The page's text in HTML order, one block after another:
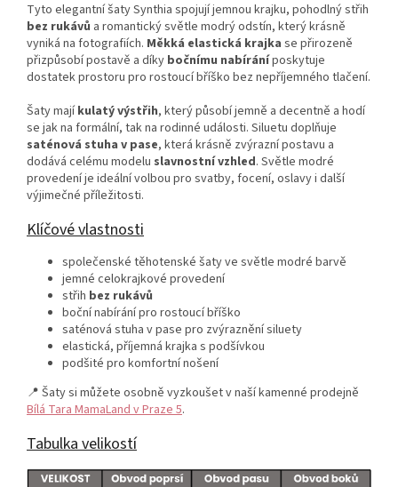
Tyto elegantní šaty Synthia spojují jemnou krajku, pohodlný střih
bez rukávů a romantický světle modrý odstín, který krásně
vyniká na fotografiích. Měkká elastická krajka se přirozeně
přizpůsobí postavě a díky bočnímu nabíráníposkytuje
dostatek prostoru pro rostoucí bříško bez nepříjemného tlačení.
Šaty majíkulatý výstřih, který působí jemně a decentně a hodí
se jak na formální, tak na rodinné události. Siluetu doplňuje
saténová stuha v pase, která krásně zvýrazní postavu a
dodává celému modelu slavnostní vzhled. Světle modré
provedení je ideální volbou pro svatby, focení, oslavy i další
výjimečné příležitosti.
Klíčové vlastnosti
společenské těhotenské šaty ve světle modré barvě
jemné celokrajkové provedení
střih bez rukávů
boční nabírání pro rostoucí bříško
saténová stuha v pase pro zvýraznění siluety
elastická, příjemná krajka s podšívkou
podšité pro komfortní nošení
📍 Šaty si můžete osobně vyzkoušet v naší kamenné prodejně
Bílá Tara MamaLand v Praze 5.
Tabulka velikostí